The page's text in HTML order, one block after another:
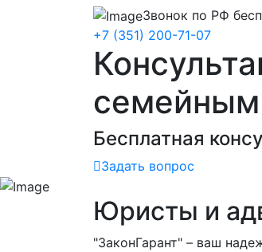
Звонок по РФ
+7 (351) 200-71-07
Бесплатная
Задать вопрос
Юристы и
"ЗаконГарант" – ваш